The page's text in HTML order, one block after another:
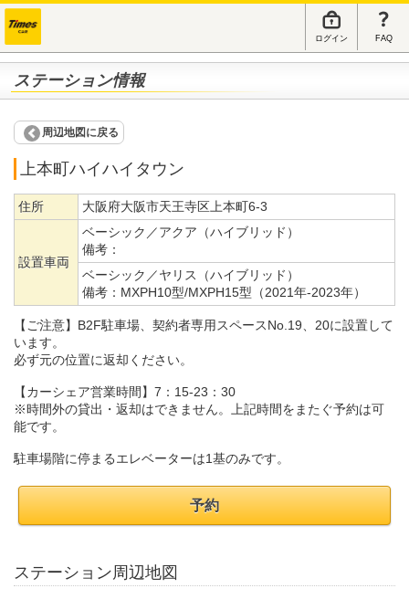
ログイン FAQ
ステーション情報
周辺地図に戻る
上本町ハイハイタウン
住所 大阪府大阪市天王寺区上本町6-3
設置車両
ベーシック／アクア（ハイブリッド）
備考：
ベーシック／ヤリス（ハイブリッド）
備考： MXPH10型/MXPH15型（2021年-2023年）
【ご注意】B2F駐車場、契約者専用スペースNo.19、20に設置して
います。
必ず元の位置に返却ください。
【カーシェア営業時間】7：15-23：30
※時間外の貸出・返却はできません。上記時間をまたぐ予約は可
能です。
駐車場階に停まるエレベーターは1基のみです。
予約
ステーション周辺地図